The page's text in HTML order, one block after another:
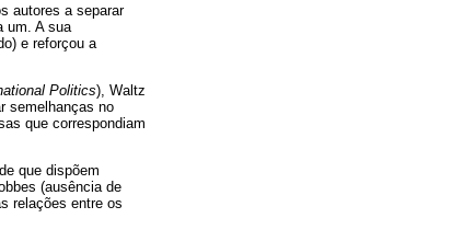
autores a separar
um. A sua
e reforçou a
Politics), Waltz
semelhanças no
que correspondiam
que dispõem
(ausência de
relações entre os